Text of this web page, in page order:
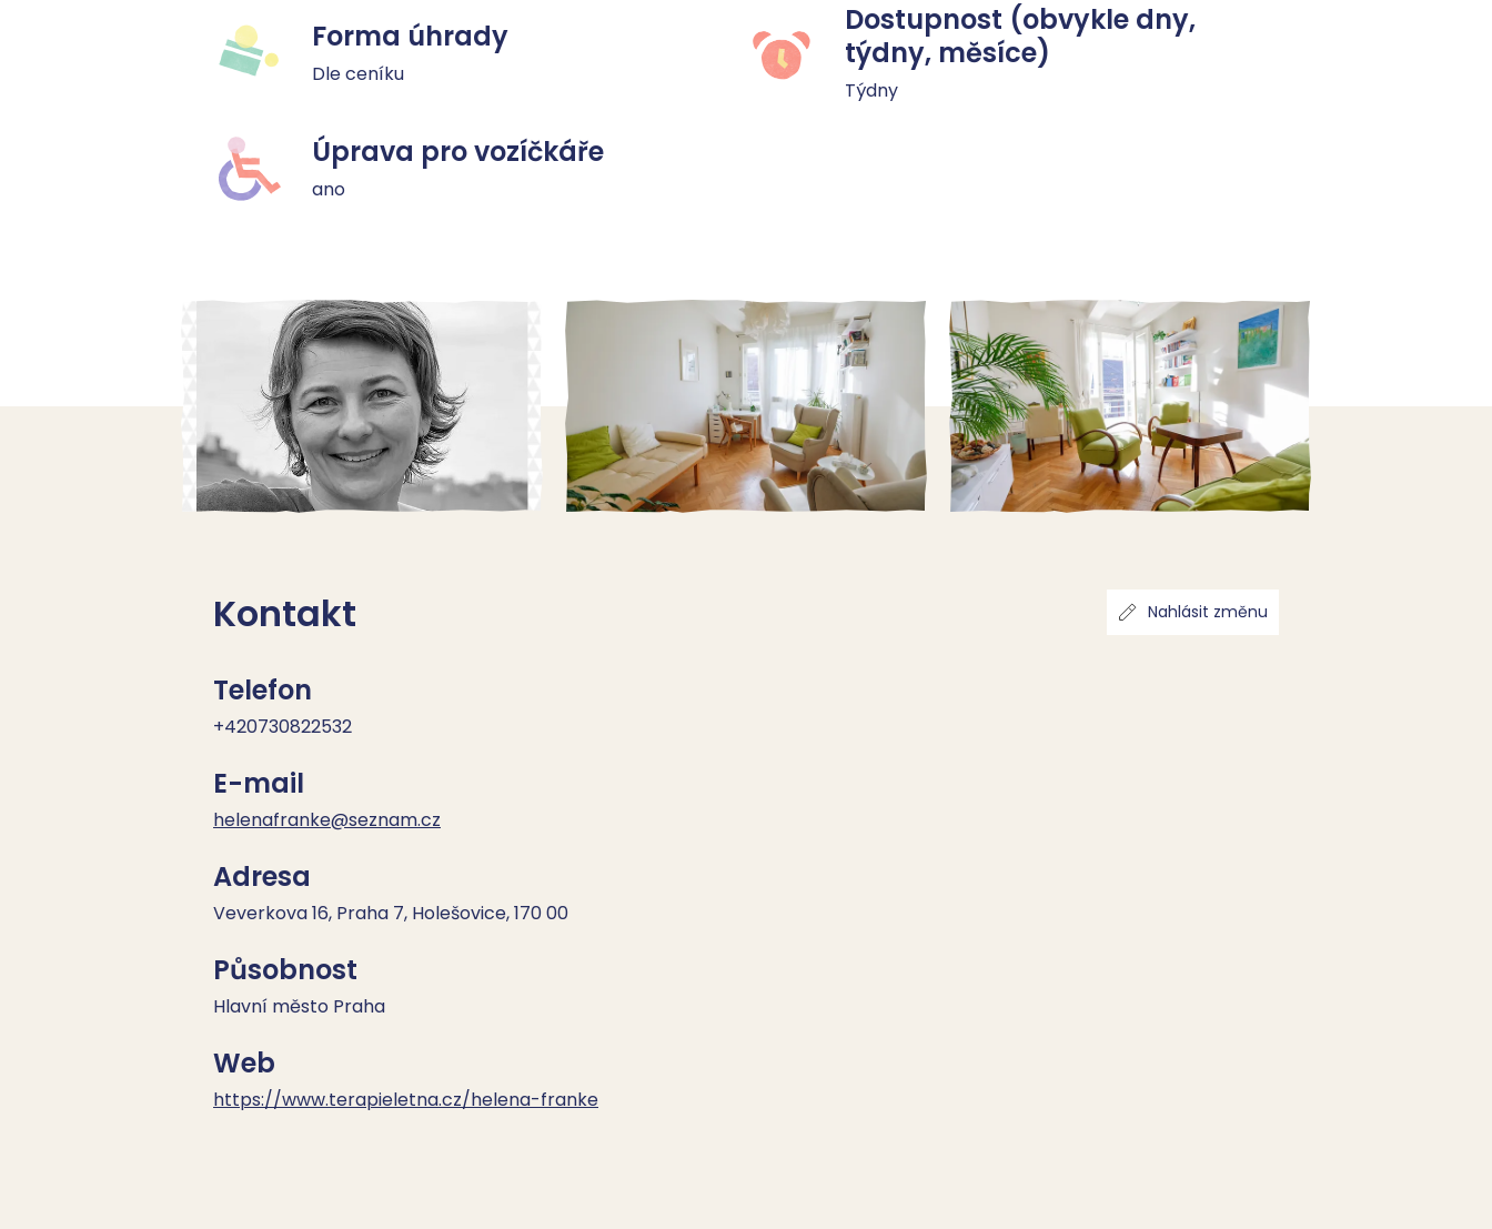
Forma úhrady
Dle ceníku
Dostupnost (obvykle dny,
týdny, měsíce)
Týdny
Úprava pro vozíčkáře
ano
Kontakt Nahlásit změnu
Telefon
+420730822532
E-mail
helenafranke@seznam.cz
Adresa
Veverkova 16, Praha 7, Holešovice, 170 00
Působnost
Hlavní město Praha
Web
https://www.terapieletna.cz/helena-franke